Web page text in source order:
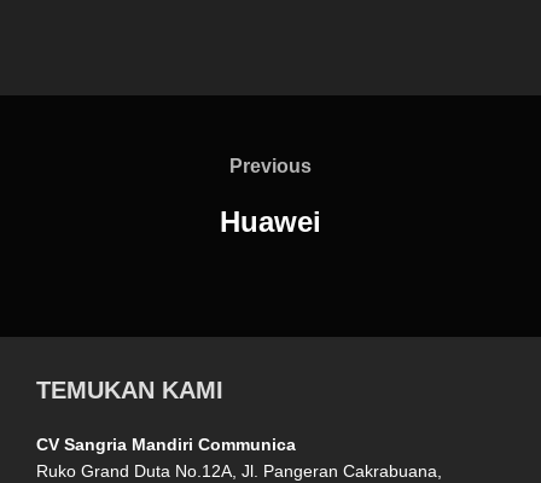
Previous
Huawei
TEMUKAN KAMI
CV Sangria Mandiri Communica
Ruko Grand Duta No.12A, Jl. Pangeran Cakrabuana,